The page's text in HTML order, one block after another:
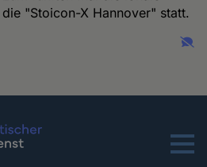
"Stoicon-X Hannover" statt.
Menu